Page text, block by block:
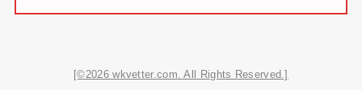
[©2026 wkvetter.com. All Rights Reserved.]